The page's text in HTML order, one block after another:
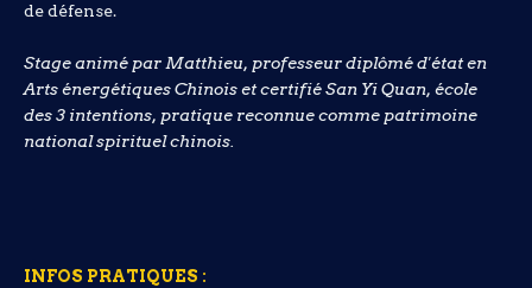
de défense.
Stage animé par Matthieu, professeur diplômé d'état en
Arts énergétiques Chinois et certifié San Yi Quan, école
des 3 intentions, pratique reconnue comme patrimoine
national spirituel chinois.
INFOS PRATIQUES :